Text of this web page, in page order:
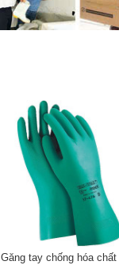
Găng tay chống hóa chất